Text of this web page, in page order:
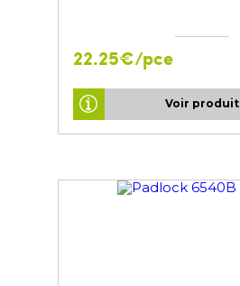
22.25€/pce
Voir produit